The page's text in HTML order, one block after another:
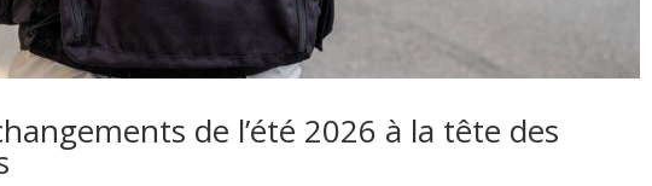
de l’été 2026 à la tête des